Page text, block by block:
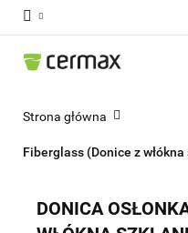
Strona główna
Fiberglass (Donice z
DONICA